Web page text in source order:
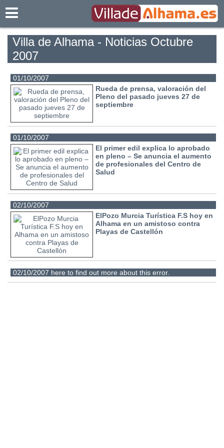
Villa de Alhama - Noticias Octubre
2007
01/10/2007
Rueda de prensa, valoración del
Pleno del pasado jueves 27 de
septiembre
01/10/2007
El primer edil explica lo aprobado
en pleno – Se anuncia el aumento
de profesionales del Centro de
Salud
02/10/2007
ElPozo Murcia Turística F.S hoy en
Alhama en un amistoso contra
Playas de Castellón
02/10/2007 here to find out more about this error.